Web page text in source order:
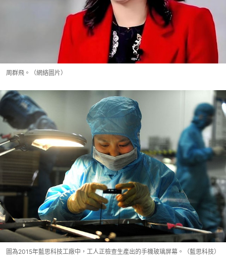
周群飛。（網絡圖片）
圖為2015年藍思科技工廠中，工人正檢查生產出的手機玻璃屏幕。（藍思科技）